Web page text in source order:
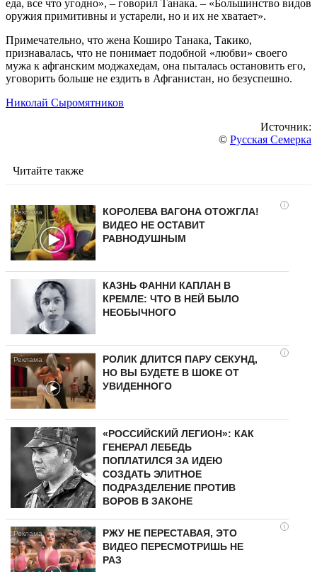
еда, все что угодно», – говорил Танака. – «Большинство видов
оружия примитивны и устарели, но и их не хватает».
Примечательно, что жена Коширо Танака, Такико,
признавалась, что не понимает подобной «любви» своего
мужа к афганским моджахедам, она пыталась остановить его,
уговорить больше не ездить в Афганистан, но безуспешно.
Николай Сыромятников
Источник:
© Русская Семерка
Читайте также
i
КОРОЛЕВА ВАГОНА ОТОЖГЛА!
ВИДЕО НЕ ОСТАВИТ
РАВНОДУШНЫМ
КАЗНЬ ФАННИ КАПЛАН В
КРЕМЛЕ: ЧТО В НЕЙ БЫЛО
НЕОБЫЧНОГО
i
РОЛИК ДЛИТСЯ ПАРУ СЕКУНД,
НО ВЫ БУДЕТЕ В ШОКЕ ОТ
УВИДЕННОГО
«РОССИЙСКИЙ ЛЕГИОН»: КАК
ГЕНЕРАЛ ЛЕБЕДЬ
ПОПЛАТИЛСЯ ЗА ИДЕЮ
СОЗДАТЬ ЭЛИТНОЕ
ПОДРАЗДЕЛЕНИЕ ПРОТИВ
ВОРОВ В ЗАКОНЕ
i
РЖУ НЕ ПЕРЕСТАВАЯ, ЭТО
ВИДЕО ПЕРЕСМОТРИШЬ НЕ
РАЗ